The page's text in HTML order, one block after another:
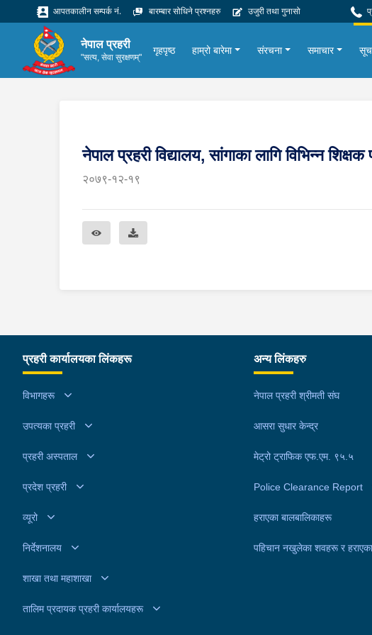
आपतकालीन सम्पर्क नं. बारम्बार सोधिने प्रश्नहरु उजुरी तथा गुनासो
नेपाल प्रहरी
"सत्य, सेवा सुरक्षणम्"
गृहपृष्ठ हाम्रो बारेमा संरचना समाचार
नेपाल प्रहरी विद्यालय, सांगाका लागि विभिन्न
२०७९-१२-१९
प्रहरी कार्यालयका लिंकहरू
विभागहरू
उपत्यका प्रहरी
प्रहरी अस्पताल
प्रदेश प्रहरी
व्यूरो
निर्देशनालय
शाखा तथा महाशाखा
तालिम प्रदायक प्रहरी कार्यालयहरू
अन्य लिंकहरु
नेपाल प्रहरी श्रीमती संघ
आसरा सुधार केन्द्र
मेट्रो ट्राफिक एफ.एम. ९५.५
Police Clearance Report
हराएका बालबालिकाहरू
पहिचान नखुलेका शवहरू र